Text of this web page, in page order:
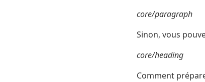
core/paragraph
Sinon, vous
core/heading
Comment